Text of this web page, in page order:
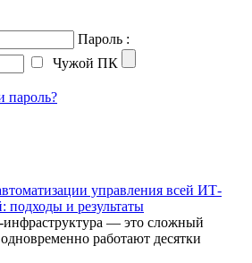
Пароль :
Чужой ПК
пароль?
управления всей ИТ-
подходы и результаты
— это сложный
работают десятки